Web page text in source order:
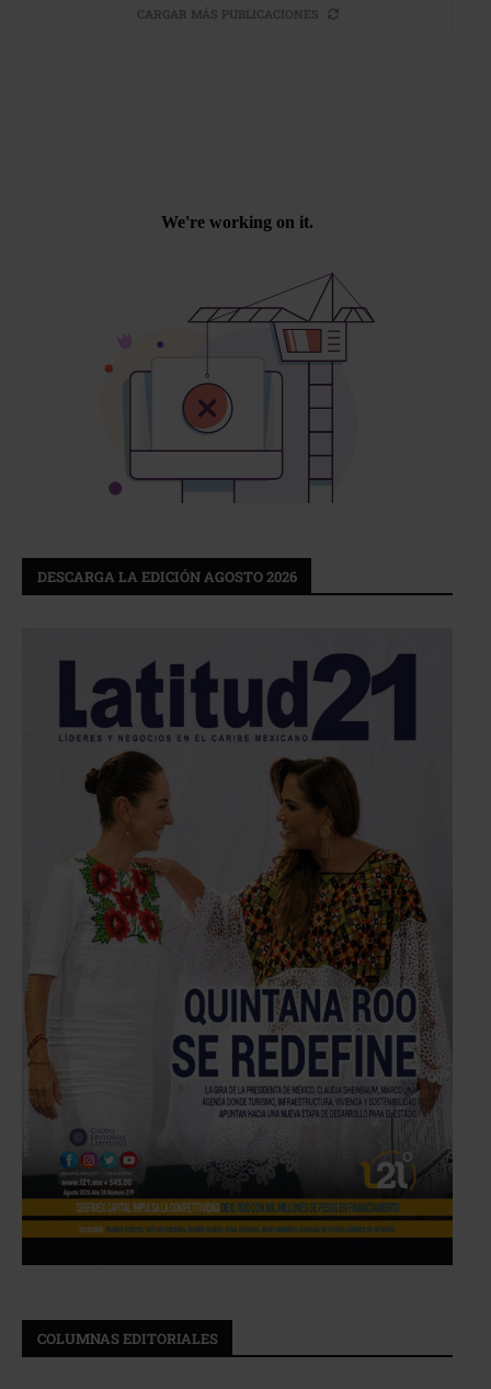
CARGAR MÁS PUBLICACIONES
DESCARGA LA EDICIÓN AGOSTO 2026
COLUMNAS EDITORIALES